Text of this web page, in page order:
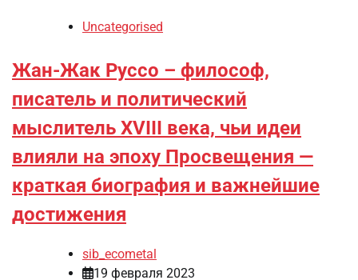
Uncategorised
Жан-Жак Руссо – философ,
писатель и политический
мыслитель XVIII века, чьи идеи
влияли на эпоху Просвещения —
краткая биография и важнейшие
достижения
sib_ecometal
19 февраля 2023